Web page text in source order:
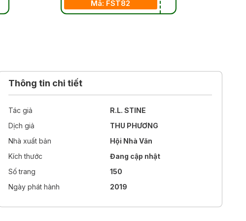
Mã: FST82
Thông tin chi tiết
Tác giả
R.L. STINE
Dịch giả
THU PHƯƠNG
Nhà xuất bản
Hội Nhà Văn
Kích thước
Đang cập nhật
Số trang
150
Ngày phát hành
2019